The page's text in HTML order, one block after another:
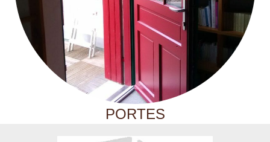
PORTES